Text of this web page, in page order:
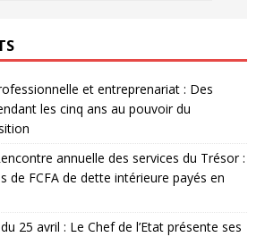
et entreprenariat : Des
les cinq ans au pouvoir du
annuelle des services du Trésor :
de FCFA de dette intérieure payés en
25 avril : Le Chef de l’Etat présente ses